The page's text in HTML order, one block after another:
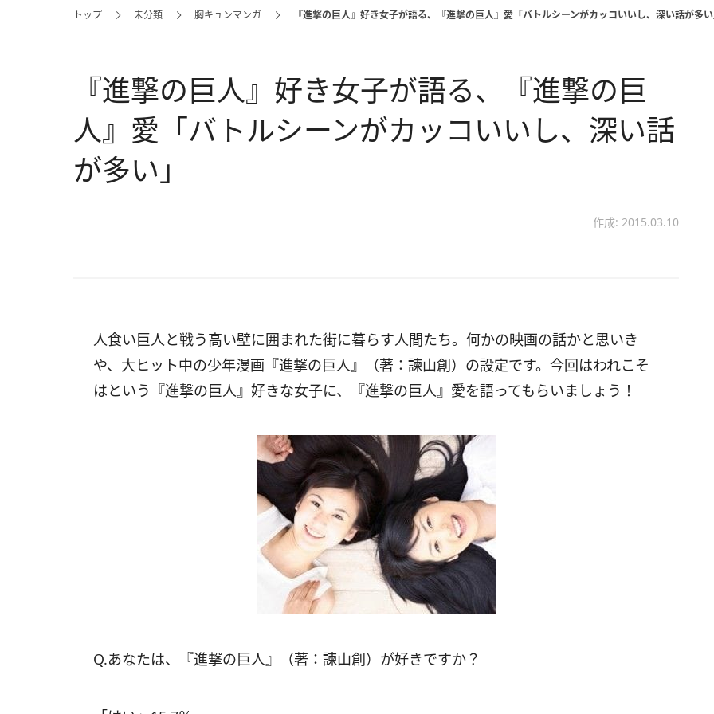
トップ 未分類 胸キュンマンガ 『進撃の巨人』好き女子が語る、『進撃の巨人』愛「バトルシーンがカッコいいし、深い話が多
『進撃の巨人』好き女子が語る、『進撃の巨
人』愛「バトルシーンがカッコいいし、深い話
が多い」
作成: 2015.03.10
人食い巨人と戦う高い壁に囲まれた街に暮らす人間たち。何かの映画の話かと思いき
や、大ヒット中の少年漫画『進撃の巨人』（著：諫山創）の設定です。今回はわれこそ
はという『進撃の巨人』好きな女子に、『進撃の巨人』愛を語ってもらいましょう！
Q.あなたは、『進撃の巨人』（著：諫山創）が好きですか？